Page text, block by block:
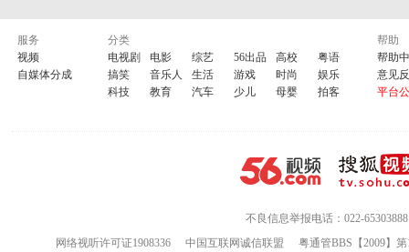
服务
视频
自媒体分成
分类
电视剧
电影 综艺 56出品 高校
粤语
搞笑
音乐人 生活 游戏 时尚
娱乐
科技
教育 汽车 少儿 母婴 拍客
帮助
帮助
意见
平台
不良信息举报电话：022-65303888
网络视听许可证1908336
中国互联网诚信联盟 粤通管BBS【2009】